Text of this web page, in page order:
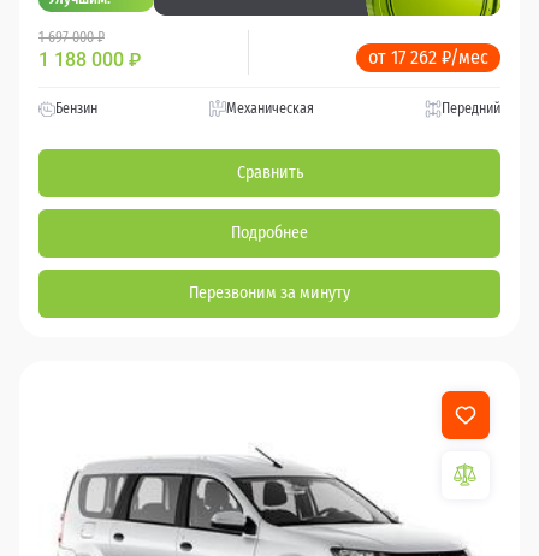
1 697 000 ₽
1 188 000 ₽ от 17 262 ₽/мес
Бензин Механическая Передний
Сравнить
Подробнее
Перезвоним за минуту